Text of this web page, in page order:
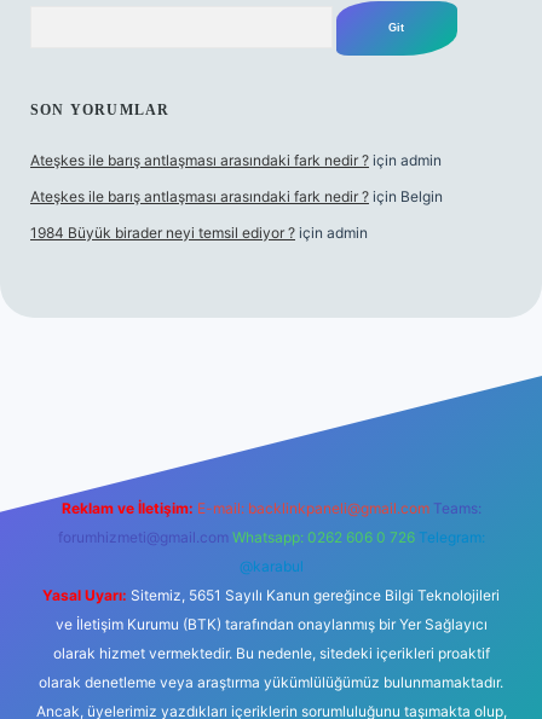
SON YORUMLAR
Ateşkes ile barış antlaşması arasındaki fark nedir ? için admin
Ateşkes ile barış antlaşması arasındaki fark nedir ? için Belgin
1984 Büyük birader neyi temsil ediyor ? için admin
Reklam ve İletişim: E-mail: backlinkpaneli@gmail.com Teams:
forumhizmeti@gmail.com Whatsapp: 0262 606 0 726 Telegram:
@karabul
Yasal Uyarı: Sitemiz, 5651 Sayılı Kanun gereğince Bilgi Teknolojileri
ve İletişim Kurumu (BTK) tarafından onaylanmış bir Yer Sağlayıcı
olarak hizmet vermektedir. Bu nedenle, sitedeki içerikleri proaktif
olarak denetleme veya araştırma yükümlülüğümüz bulunmamaktadır.
Ancak, üyelerimiz yazdıkları içeriklerin sorumluluğunu taşımakta olup,